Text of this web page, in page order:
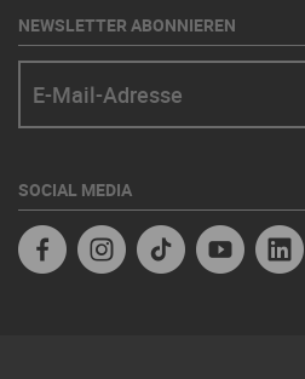
NEWSLETTER ABONNIEREN
SOCIAL MEDIA
FacebookInstagramTikTok Youtube